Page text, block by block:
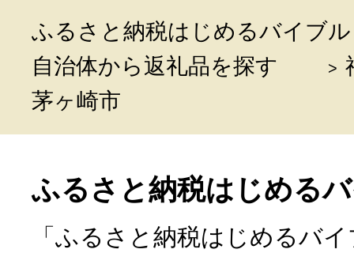
ふるさと納税はじめるバイブル
自治体から返礼品を探す
茅ヶ崎市
ふるさと納税はじめる
「ふるさと納税はじめるバ